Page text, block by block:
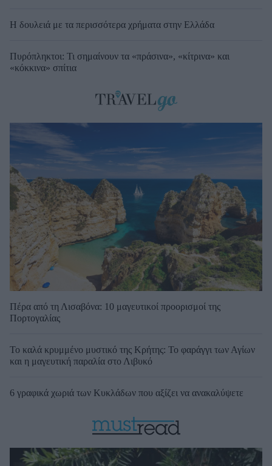
Η δουλειά με τα περισσότερα χρήματα στην Ελλάδα
Πυρόπληκτοι: Τι σημαίνουν τα «πράσινα», «κίτρινα» και
«κόκκινα» σπίτια
Πέρα από τη Λισαβόνα: 10 μαγευτικοί προορισμοί της
Πορτογαλίας
Το καλά κρυμμένο μυστικό της Κρήτης: Το φαράγγι των Αγίων
και η μαγευτική παραλία στο Λιβυκό
6 γραφικά χωριά των Κυκλάδων που αξίζει να ανακαλύψετε